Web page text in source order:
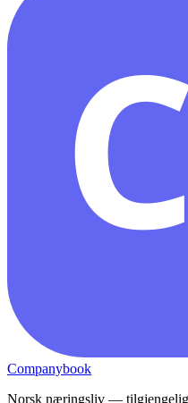
Companybook
Norsk næringsliv — tilgjengelig